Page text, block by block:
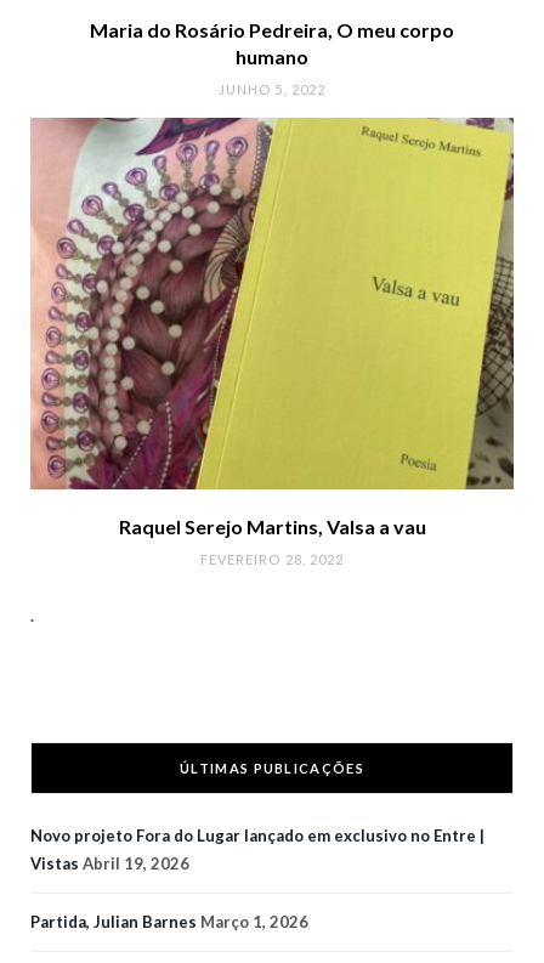
Maria do Rosário Pedreira, O meu corpo
humano
JUNHO 5, 2022
Raquel Serejo Martins, Valsa a vau
FEVEREIRO 28, 2022
.
ÚLTIMAS PUBLICAÇÕES
Novo projeto Fora do Lugar lançado em exclusivo no Entre |
Vistas Abril 19, 2026
Partida, Julian Barnes Março 1, 2026